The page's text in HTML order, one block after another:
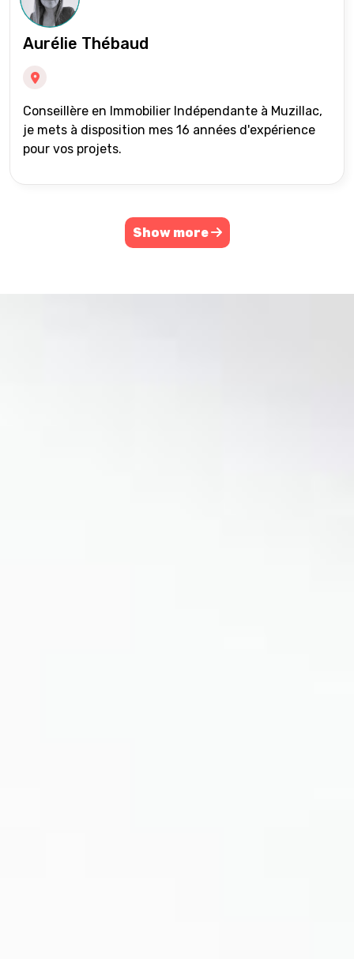
Aurélie Thébaud
Conseillère en Immobilier Indépendante à Muzillac,
je mets à disposition mes 16 années d'expérience
pour vos projets.
Show more